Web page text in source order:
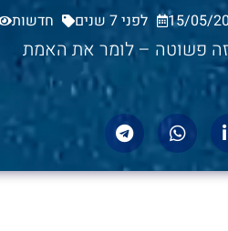
15/05/ לפני 7 שנים חדשות
פשוטה – לומר את האמת